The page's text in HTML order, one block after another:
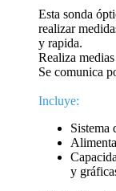
Esta sonda
realizar
y rapida.
Realiza
Se comunica
Incluye:
Sistema
y